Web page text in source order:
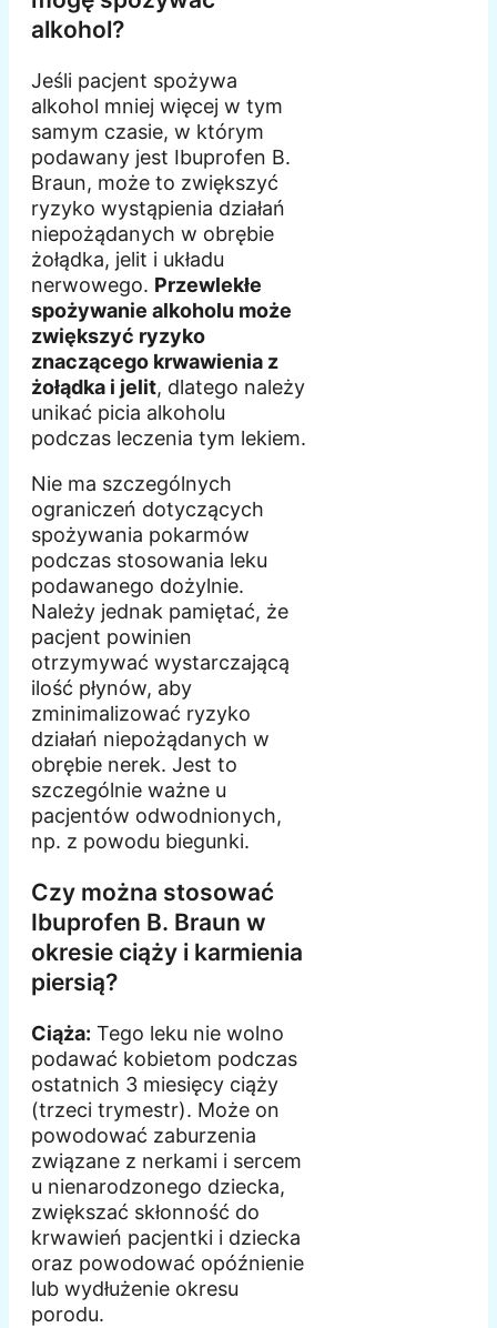
alkohol?
Jeśli pacjent spożywa
alkohol mniej więcej w tym
samym czasie, w którym
podawany jest Ibuprofen B.
Braun, może to zwiększyć
ryzyko wystąpienia działań
niepożądanych w obrębie
żołądka, jelit i układu
nerwowego. Przewlekłe
spożywanie alkoholu może
zwiększyć ryzyko
znaczącego krwawienia z
żołądka i jelit, dlatego należy
unikać picia alkoholu
podczas leczenia tym lekiem.
Nie ma szczególnych
ograniczeń dotyczących
spożywania pokarmów
podczas stosowania leku
podawanego dożylnie.
Należy jednak pamiętać, że
pacjent powinien
otrzymywać wystarczającą
ilość płynów, aby
zminimalizować ryzyko
działań niepożądanych w
obrębie nerek. Jest to
szczególnie ważne u
pacjentów odwodnionych,
np. z powodu biegunki.
Czy można stosować
Ibuprofen B. Braun w
okresie ciąży i karmienia
piersią?
Ciąża: Tego leku nie wolno
podawać kobietom podczas
ostatnich 3 miesięcy ciąży
(trzeci trymestr). Może on
powodować zaburzenia
związane z nerkami i sercem
u nienarodzonego dziecka,
zwiększać skłonność do
krwawień pacjentki i dziecka
oraz powodować opóźnienie
lub wydłużenie okresu
porodu.